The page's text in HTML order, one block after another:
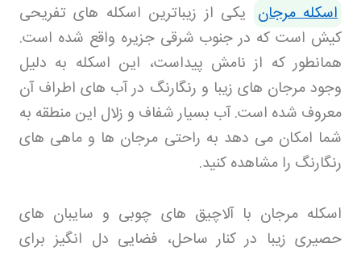
اسکله مرجان یکی از زیباترین اسکله های تفریحی
کیش است که در جنوب شرقی جزیره واقع شده است.
همانطور که از نامش پیداست، این اسکله به دلیل
وجود مرجان های زیبا و رنگارنگ در آب های اطراف آن
معروف شده است. آب بسیار شفاف و زلال این منطقه به
شما امکان می دهد به راحتی مرجان ها و ماهی های
رنگارنگ را مشاهده کنید.
اسکله مرجان با آلاچیق های چوبی و سایبان های
حصیری زیبا در کنار ساحل، فضایی دل انگیز برای